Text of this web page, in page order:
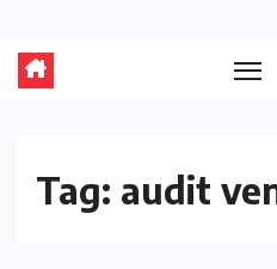
Tag: audit